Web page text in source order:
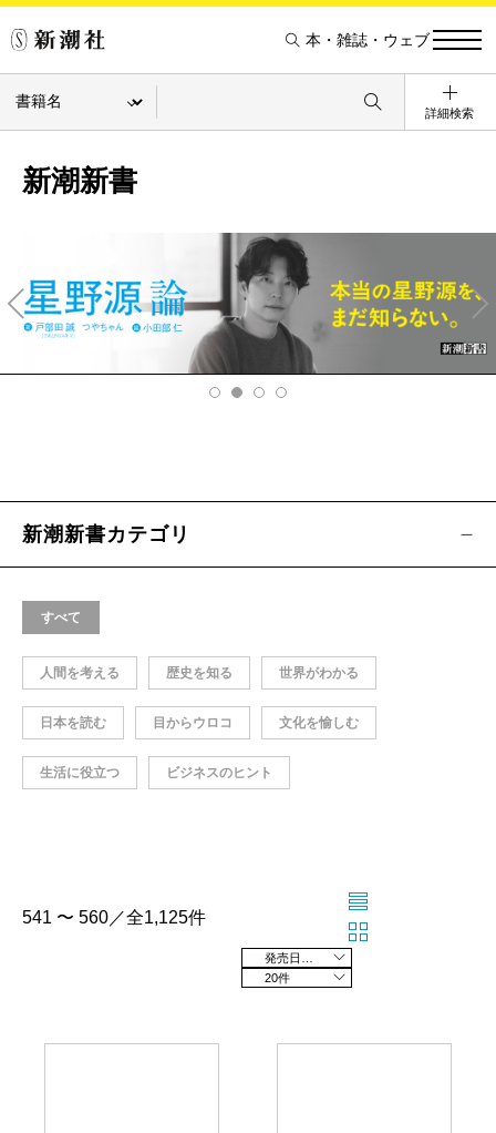
本・雑誌・ウェブ
詳細検索
新潮新書
v
Ne
xt
新潮新書カテゴリ
すべて
人間を考える 歴史を知る 世界がわかる
日本を読む 目からウロコ 文化を愉しむ
生活に役立つ ビジネスのヒント
541 〜 560／全1,125件
20件